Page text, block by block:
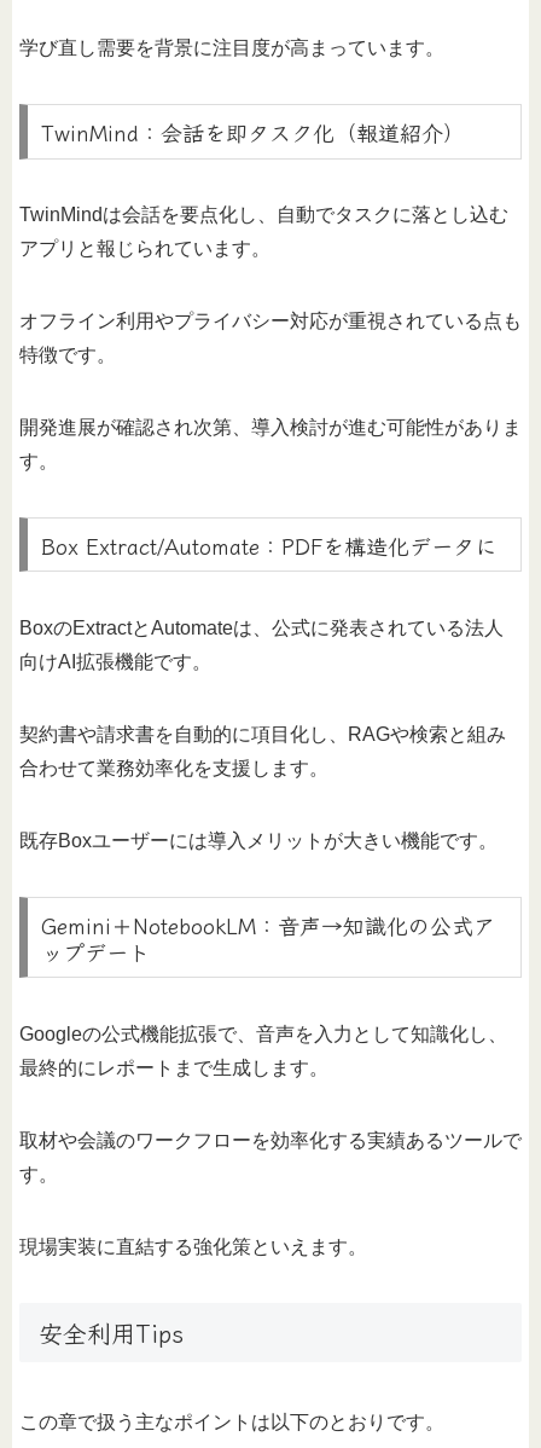
学び直し需要を背景に注目度が高まっています。
TwinMind：会話を即タスク化（報道紹介）
TwinMindは会話を要点化し、自動でタスクに落とし込む
アプリと報じられています。
オフライン利用やプライバシー対応が重視されている点も
特徴です。
開発進展が確認され次第、導入検討が進む可能性がありま
す。
Box Extract/Automate：PDFを構造化データに
BoxのExtractとAutomateは、公式に発表されている法人
向けAI拡張機能です。
契約書や請求書を自動的に項目化し、RAGや検索と組み
合わせて業務効率化を支援します。
既存Boxユーザーには導入メリットが大きい機能です。
Gemini＋NotebookLM：音声→知識化の公式ア
ップデート
Googleの公式機能拡張で、音声を入力として知識化し、
最終的にレポートまで生成します。
取材や会議のワークフローを効率化する実績あるツールで
す。
現場実装に直結する強化策といえます。
安全利用Tips
この章で扱う主なポイントは以下のとおりです。